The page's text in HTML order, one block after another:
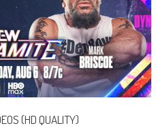
(HD QUALITY)